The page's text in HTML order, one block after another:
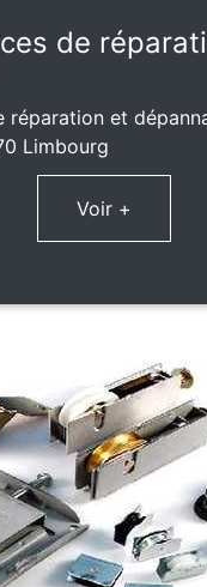
de
réparation et
Limbourg
Voir +